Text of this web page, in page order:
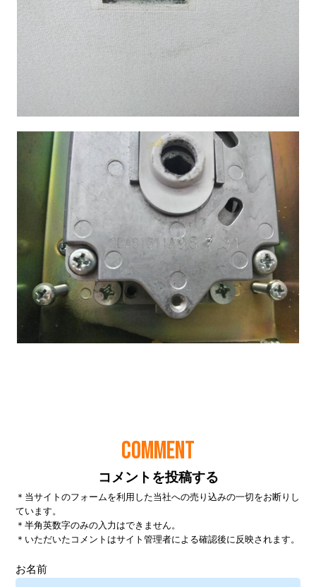
COMMENT
コメントを投稿する
＊当サイトのフォームを利用した当社への売り込みの一切をお断りし
ています。
＊半角英数字のみの入力はできません。
＊いただいたコメントはサイト管理者による確認後に反映されます。
お名前